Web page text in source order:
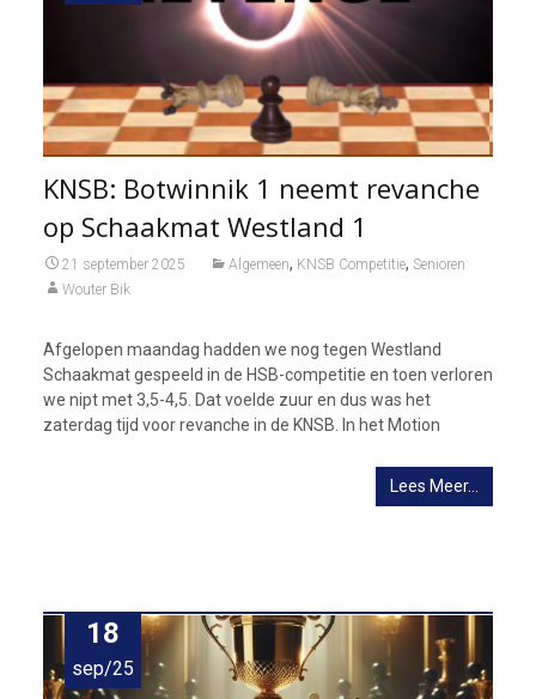
KNSB: Botwinnik 1 neemt revanche
op Schaakmat Westland 1
21 september 2025 Algemeen, KNSB Competitie, Senioren
Wouter Bik
Afgelopen maandag hadden we nog tegen Westland
Schaakmat gespeeld in de HSB-competitie en toen verloren
we nipt met 3,5-4,5. Dat voelde zuur en dus was het
zaterdag tijd voor revanche in de KNSB. In het Motion
Lees Meer…
18
sep/25